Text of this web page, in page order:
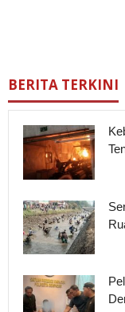
BERITA TERKINI